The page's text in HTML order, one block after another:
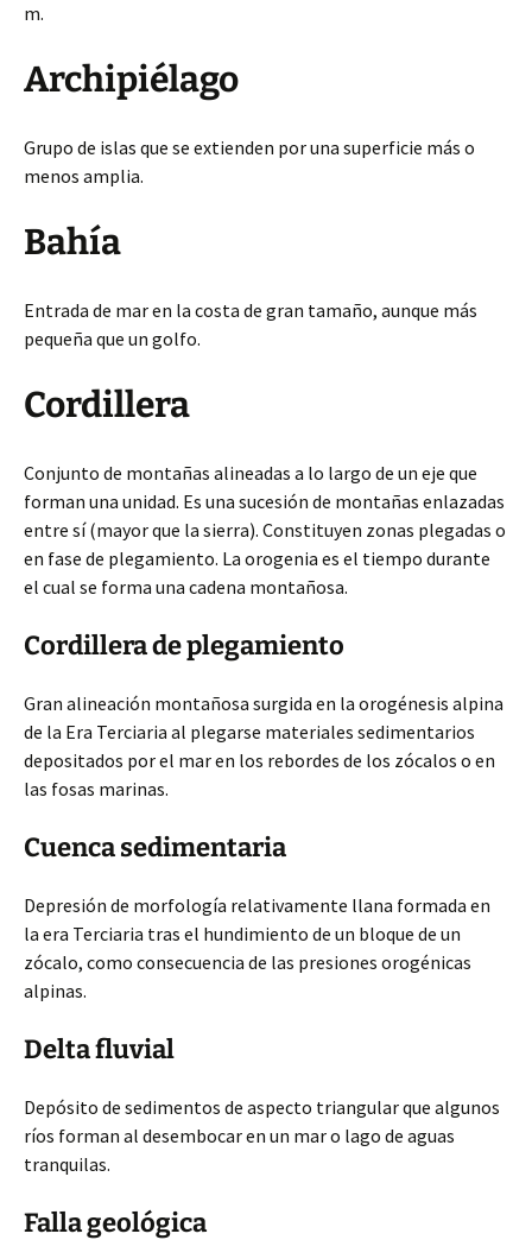
m.
Archipiélago
Grupo de islas que se extienden por una superficie más o
menos amplia.
Bahía
Entrada de mar en la costa de gran tamaño, aunque más
pequeña que un golfo.
Cordillera
Conjunto de montañas alineadas a lo largo de un eje que
forman una unidad. Es una sucesión de montañas enlazadas
entre sí (mayor que la sierra). Constituyen zonas plegadas o
en fase de plegamiento. La orogenia es el tiempo durante
el cual se forma una cadena montañosa.
Cordillera de plegamiento
Gran alineación montañosa surgida en la orogénesis alpina
de la Era Terciaria al plegarse materiales sedimentarios
depositados por el mar en los rebordes de los zócalos o en
las fosas marinas.
Cuenca sedimentaria
Depresión de morfología relativamente llana formada en
la era Terciaria tras el hundimiento de un bloque de un
zócalo, como consecuencia de las presiones orogénicas
alpinas.
Delta fluvial
Depósito de sedimentos de aspecto triangular que algunos
ríos forman al desembocar en un mar o lago de aguas
tranquilas.
Falla geológica